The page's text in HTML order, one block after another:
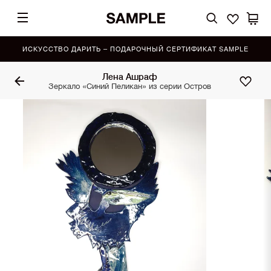
ИСКУССТВО ДАРИТЬ – ПОДАРОЧНЫЙ СЕРТИФИКАТ SAMPLE
Лена Ашраф
Зеркало «Синий Пеликан» из серии Остров